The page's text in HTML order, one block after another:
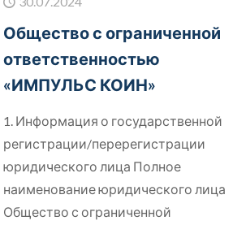
Общество с ограниченной
ответственностью
«ИМПУЛЬС КОИН»
1. Информация о государственной
регистрации/перерегистрации
юридического лица Полное
наименование юридического лица
Общество с ограниченной